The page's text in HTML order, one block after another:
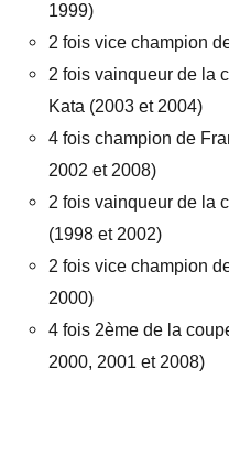
1999)
2 fois vice champion
2 fois vainqueur de la
Kata (2003 et 2004)
4 fois champion de
2002 et 2008)
2 fois vainqueur de la
(1998 et 2002)
2 fois vice champion
2000)
4 fois 2ème de la
2000, 2001 et 2008)